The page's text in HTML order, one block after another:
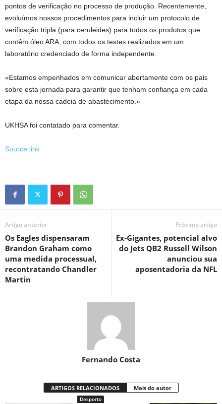
pontos de verificação no processo de produção. Recentemente,
evoluímos nossos procedimentos para incluir um protocolo de
verificação tripla (para ceruleides) para todos os produtos que
contêm óleo ARA, com todos os testes realizados em um
laboratório credenciado de forma independente.
«Estamos empenhados em comunicar abertamente com os pais
sobre esta jornada para garantir que tenham confiança em cada
etapa da nossa cadeia de abastecimento.»
UKHSA foi contatado para comentar.
Source link
Artigo anterior
Os Eagles dispensaram
Brandon Graham como
uma medida processual,
recontratando Chandler
Martin
Próximo artigo
Ex-Gigantes, potencial alvo
do Jets QB2 Russell Wilson
anunciou sua
aposentadoria da NFL
Fernando Costa
ARTIGOS RELACIONADOS Mais do autor
Desporto